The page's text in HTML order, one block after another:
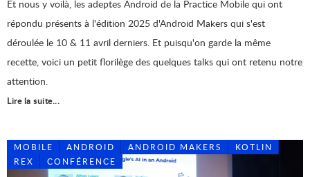
Et nous y voilà, les adeptes Android de la Practice Mobile qui ont
répondu présents à l'édition 2025 d'Android Makers qui s'est
déroulée le 10 & 11 avril derniers. Et puisqu'on garde la même
recette, voici un petit florilège des quelques talks qui ont retenu notre
attention.
Lire la suite...
MOBILE ANDROID ANDROID MAKERS
KOTLIN
REX
CONFÉRENCE